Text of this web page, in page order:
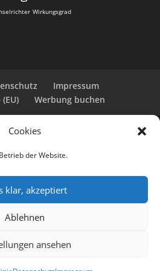
Cookies
der Website.
klar, akzeptiert
Ablehnen
ansehen
Wirkungsgrad
Impressum
Werbung buchen
| Web24 Consulting AVO UG |
um PV-Anlagen und einem
Wir selbst sind kein Solarteur.
Werbepartnern ein Angebot
PV-Anlage bestellen, erhalten
vom jeweiligen
wurden redaktionell und/oder